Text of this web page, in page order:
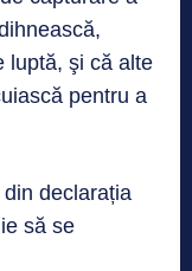
luptă, şi că alte
pentru a
declarația
să se